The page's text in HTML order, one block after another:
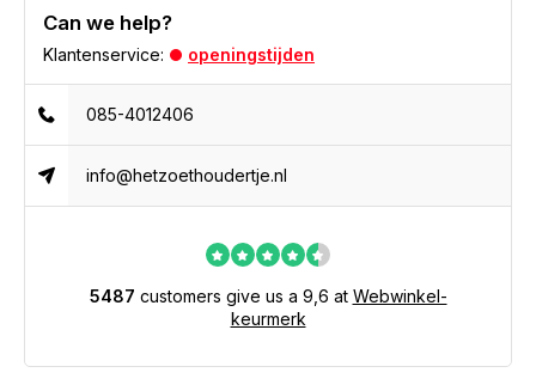
Can we help?
Klantenservice: openingstijden
085-4012406
info@hetzoethoudertje.nl
5487 customers give us a 9,6 at Webwinkel-
keurmerk